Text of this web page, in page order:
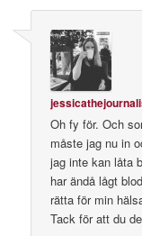
Oh fy för. Och
måste jag nu in
jag inte kan låta
har ändå lågt
rätta för min
Tack för att du